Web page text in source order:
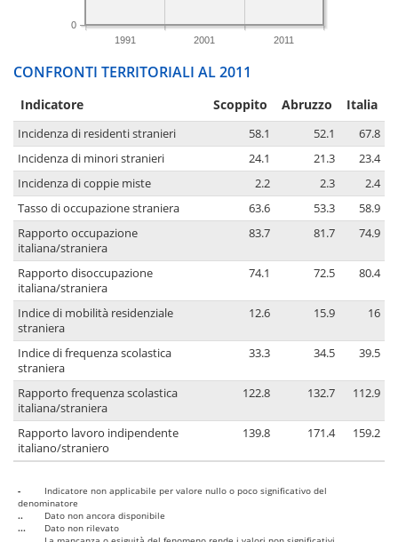
1991 2001 2011
0
CONFRONTI TERRITORIALI AL 2011
Indicatore Scoppito Abruzzo Italia
Incidenza di residenti stranieri 58.1 52.1
67.8
Incidenza di minori stranieri
24.1 21.3
23.4
Incidenza di coppie miste
2.2 2.3
2.4
Tasso di occupazione straniera
63.6 53.3
58.9
Rapporto occupazione
italiana/straniera
83.7 81.7 74.9
Rapporto disoccupazione
italiana/straniera
74.1 72.5 80.4
Indice di mobilità residenziale
straniera
12.6 15.9 16
Indice di frequenza scolastica
straniera
33.3 34.5 39.5
Rapporto frequenza scolastica
italiana/straniera
122.8 132.7 112.9
Rapporto lavoro indipendente
italiano/straniero
139.8 171.4 159.2
-
Indicatore non applicabile per valore nullo o poco significativo del
denominatore
..
Dato non ancora disponibile
...
Dato non rilevato